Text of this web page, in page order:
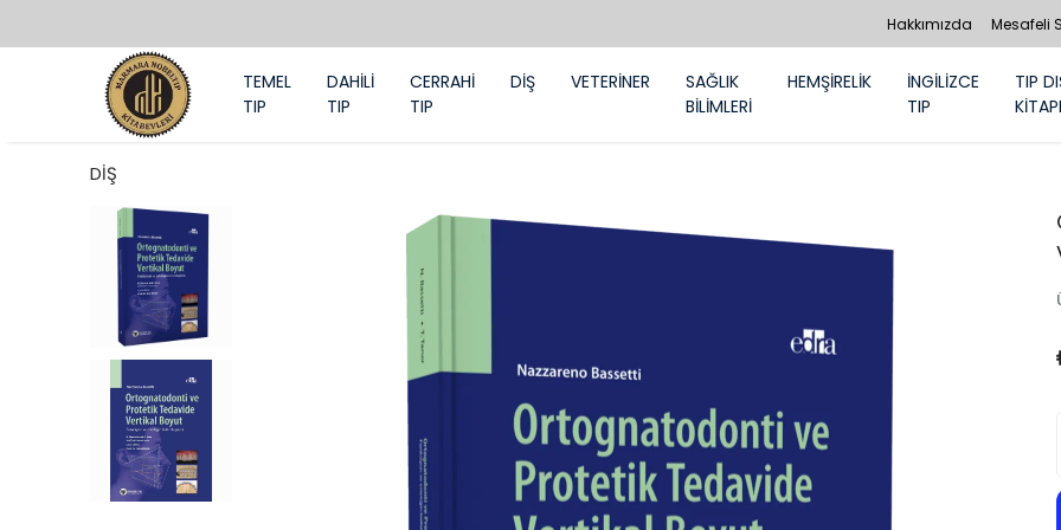
Hakkımızda Mesafeli
TEMEL
TIP
DAHİLİ
TIP
CERRAHİ
TIP
DİŞ VETERİNER
SAĞLIK
BİLİMLERİ
HEMŞİRELİK
İNGİLİZCE
TIP
TIP
DİŞ